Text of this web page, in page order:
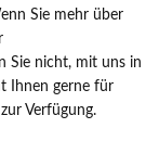
Sie mehr über
Sie nicht, mit uns in
Ihnen gerne für
Verfügung.